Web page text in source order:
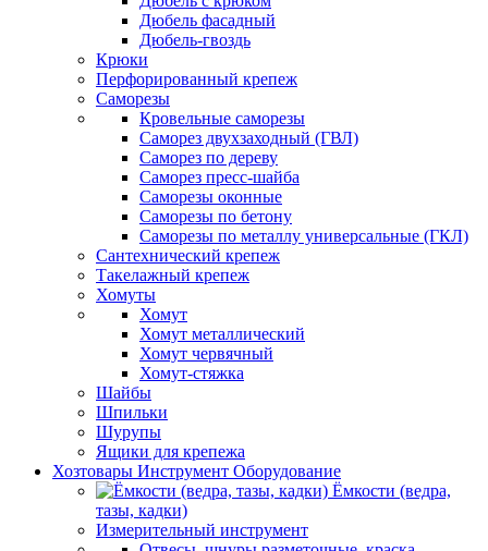
Дюбель фасадный
Дюбель-гвоздь
Крюки
Перфорированный крепеж
Саморезы
Кровельные саморезы
Саморез двухзаходный (ГВЛ)
Саморез по дереву
Саморез пресс-шайба
Саморезы оконные
Саморезы по бетону
Саморезы по металлу универсальные (ГКЛ)
Сантехнический крепеж
Такелажный крепеж
Хомуты
Хомут
Хомут металлический
Хомут червячный
Хомут-стяжка
Шайбы
Шпильки
Шурупы
Ящики для крепежа
Хозтовары Инструмент Оборудование
Ёмкости (ведра,
тазы, кадки)
Измерительный инструмент